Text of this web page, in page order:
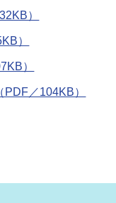
）
）
）
PDF／104KB）